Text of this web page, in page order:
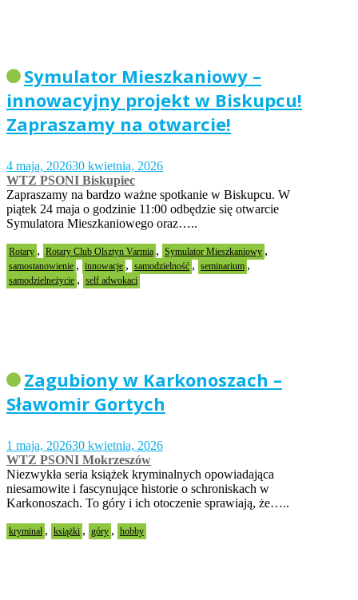
Symulator Mieszkaniowy –
innowacyjny projekt w Biskupcu!
Zapraszamy na otwarcie!
4 maja, 202630 kwietnia, 2026
WTZ PSONI Biskupiec
Zapraszamy na bardzo ważne spotkanie w Biskupcu. W
piątek 24 maja o godzinie 11:00 odbędzie się otwarcie
Symulatora Mieszkaniowego oraz…..
Rotary , Rotary Club Olsztyn Varmia , Symulator Mieszkaniowy ,
samostanowienie , innowacje , samodzielność , seminarium ,
samodzielneżycie , self adwokaci
Zagubiony w Karkonoszach –
Sławomir Gortych
1 maja, 202630 kwietnia, 2026
WTZ PSONI Mokrzeszów
Niezwykła seria książek kryminalnych opowiadająca
niesamowite i fascynujące historie o schroniskach w
Karkonoszach. To góry i ich otoczenie sprawiają, że…..
kryminał , książki , góry , hobby